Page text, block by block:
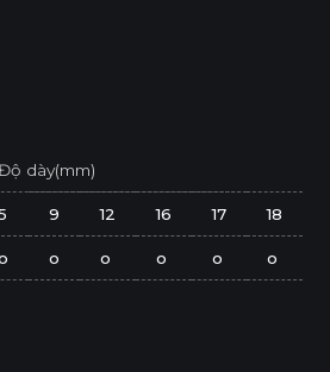
dày(mm)
9 12 16 17 18
o o o o o